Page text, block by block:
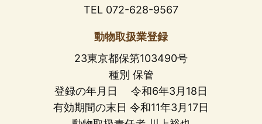
TEL 072-628-9567
動物取扱業登録
23東京都保第103490号
種別 保管
登録の年月日 令和6年3月18日
有効期間の末日 令和11年3月17日